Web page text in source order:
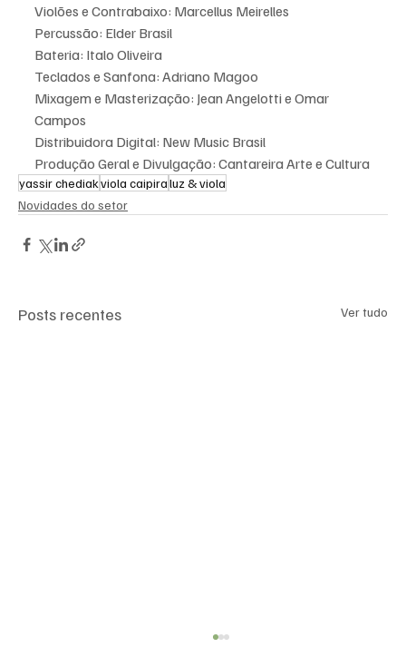
Violões e Contrabaixo: Marcellus Meirelles
Percussão: Elder Brasil
Bateria: Italo Oliveira
Teclados e Sanfona: Adriano Magoo
Mixagem e Masterização: Jean Angelotti e Omar
Campos
Distribuidora Digital: New Music Brasil
Produção Geral e Divulgação: Cantareira Arte e Cultura
yassir chediakviola caipiraluz & viola
Novidades do setor
Posts recentes Ver tudo